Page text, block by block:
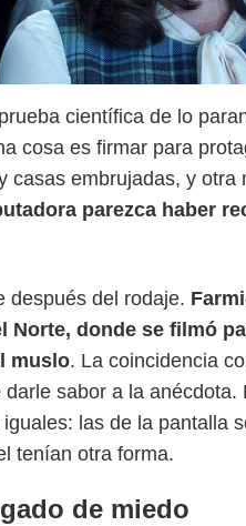
científica de lo
cosa es firmar para
casas embrujadas, y otra
parezca haber
después del rodaje.
Norte, donde se filmó
muslo. La coincidencia
sabor a la anécdota.
las de la pantalla
tenían otra forma.
de miedo